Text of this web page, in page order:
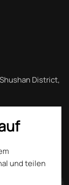
District,
und teilen